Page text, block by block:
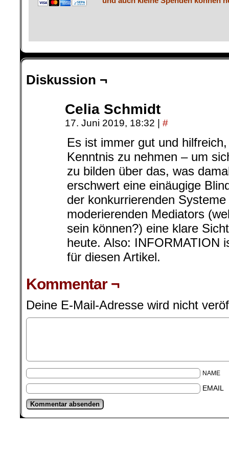
Diskussion ¬
17. Juni 2019, 18:32|
Es ist immer gut und
Kenntnis zu nehmen – um
zu bilden über das, was
erschwert eine einäugige
der konkurrierenden
moderierenden Mediators
sein können?) eine klare
heute. Also: INFORMATION
für diesen Artikel.
Kommentar ¬
Deine E-Mail-Adresse wird nicht
EMAIL